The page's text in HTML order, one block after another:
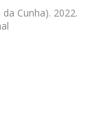
Cunha). 2022.